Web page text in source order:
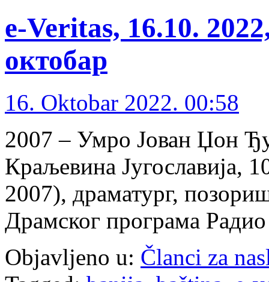
e-Veritas, 16.10.
октобар
16. Oktobar 2022. 00:58
2007 – Умро Јован Џон
Краљевина Југославија,
2007), драматург,
Драмског програма
Objavljeno u: Članci za